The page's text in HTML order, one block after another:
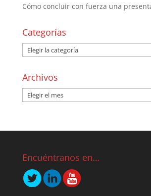
Cómo concluir con fuerza una
Categorías
Archivos
Encuéntranos en…